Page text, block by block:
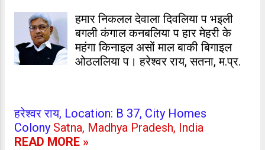
अकिल के नकल प बा सभे केहु अझुराईल।
सत्य-अहिंसा सब नेताजी लोग भुलाईल।
अंजू-पंजू मिल देश के खिल्ली उड़ावस। देख
राजघाट से गाँधीजी के मती हेराईल। उमेश
हमार निकलल देवाला दिवलिया प भइली
बगली कंगाल कनबलिया प हार मेहरी के
महंगा किनाइल असों माल बाकी बिगाइल
ओठललिया प। हरेश्वर राय, सतना, म.प्र.
हरेश्वर राय, Location: B 37, City Homes
Colony Satna, Madhya Pradesh, India
READ MORE »